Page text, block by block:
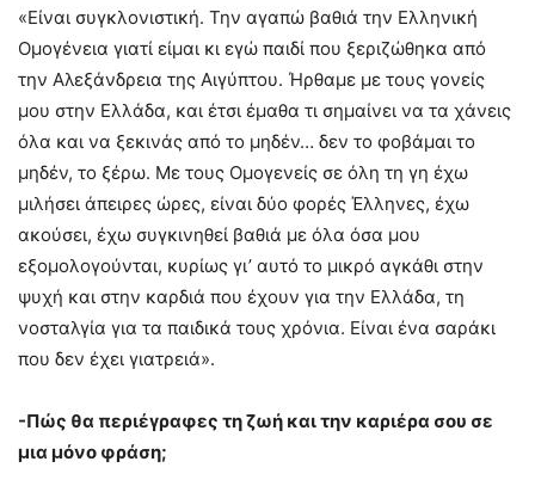
«Είναι συγκλονιστική. Την αγαπώ βαθιά την Ελληνική
Ομογένεια γιατί είμαι κι εγώ παιδί που ξεριζώθηκα από
την Αλεξάνδρεια της Αιγύπτου. Ήρθαμε με τους γονείς
μου στην Ελλάδα, και έτσι έμαθα τι σημαίνει να τα χάνεις
όλα και να ξεκινάς από το μηδέν… δεν το φοβάμαι το
μηδέν, το ξέρω. Με τους Ομογενείς σε όλη τη γη έχω
μιλήσει άπειρες ώρες, είναι δύο φορές Έλληνες, έχω
ακούσει, έχω συγκινηθεί βαθιά με όλα όσα μου
εξομολογούνται, κυρίως γι’ αυτό το μικρό αγκάθι στην
ψυχή και στην καρδιά που έχουν για την Ελλάδα, τη
νοσταλγία για τα παιδικά τους χρόνια. Είναι ένα σαράκι
που δεν έχει γιατρειά».
-Πώς θα περιέγραφες τη ζωή και την καριέρα σου σε
μια μόνο φράση;